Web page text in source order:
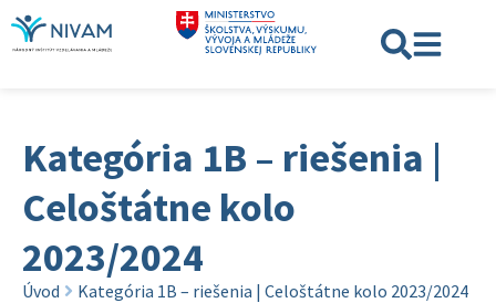
Kategória 1B – riešenia |
Celoštátne kolo
2023/2024
Úvod Kategória 1B – riešenia | Celoštátne kolo 2023/2024